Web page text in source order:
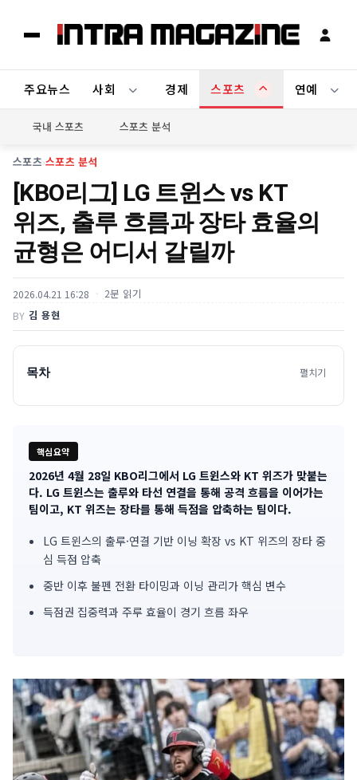
주요뉴스 사회 경제 스포츠 연예
국내 스포츠 스포츠 분석
스포츠›스포츠 분석
[KBO리그] LG 트윈스 vs KT
위즈, 출루 흐름과 장타 효율의
균형은 어디서 갈릴까
2026.04.21 16:28 2분 읽기
BY 김 용현
목차 펼치기
핵심요약
기
사
핵
2026년 4월 28일 KBO리그에서 LG 트윈스와 KT 위즈가 맞붙는
다. LG 트윈스는 출루와 타선 연결을 통해 공격 흐름을 이어가는
팀이고, KT 위즈는 장타를 통해 득점을 압축하는 팀이다.
LG 트윈스의 출루·연결 기반 이닝 확장 vs KT 위즈의 장타 중
심 득점 압축
중반 이후 불펜 전환 타이밍과 이닝 관리가 핵심 변수
득점권 집중력과 주루 효율이 경기 흐름 좌우